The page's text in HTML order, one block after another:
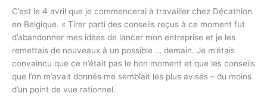
C’est le 4 avril que je commencerai à travailler chez Décathlon
en Belgique. « Tirer parti des conseils reçus à ce moment fut
d’abandonner mes idées de lancer mon entreprise et je les
remettais de nouveaux à un possible … demain. Je m’étais
convaincu que ce n’était pas le bon moment et que les conseils
que l’on m’avait donnés me semblait les plus avisés – du moins
d’un point de vue rationnel.